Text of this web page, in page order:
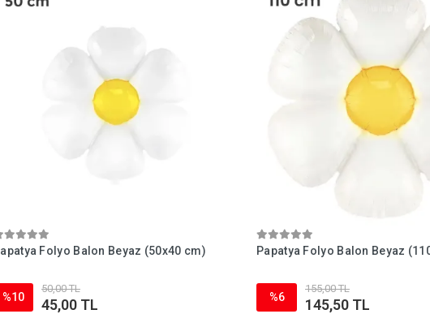
Folyo Balon Beyaz (50x40 cm)
%10
50,00 TL
45,00 TL
Papatya Folyo Balon Beyaz
%6
155,00 TL
145,50 TL